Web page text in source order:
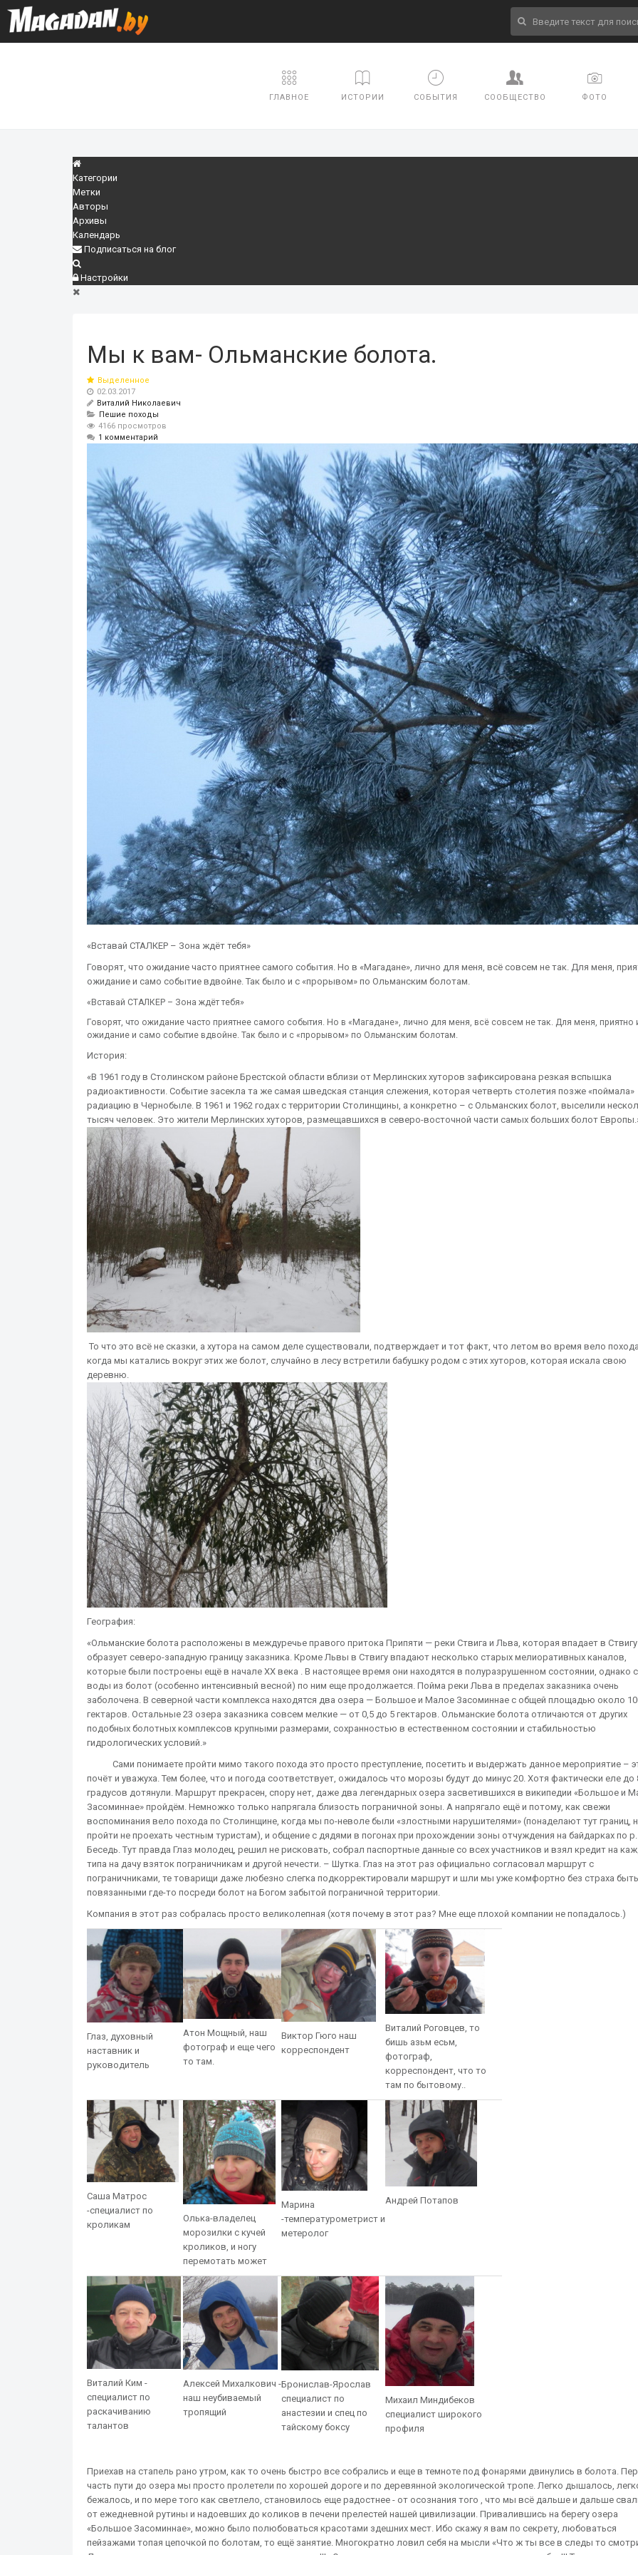
ГЛАВНОЕ ИСТОРИИ СОБЫТИЯ СООБЩЕСТВО ФОТО
Категории
Метки
Авторы
Архивы
Календарь
Подписаться на блог
Настройки
Мы к вам- Ольманские болота.
Выделенное
02.03.2017
Виталий Николаевич
Пешие походы
4166 просмотров
1 комментарий
«Вставай СТАЛКЕР – Зона ждёт тебя»
Говорят, что ожидание часто приятнее самого события. Но в «Магадане», лично для меня, всё совсем не так. Для меня,
ожидание и само событие вдвойне. Так было и с «прорывом» по Ольманским болотам.
«Вставай СТАЛКЕР – Зона ждёт тебя»
Говорят, что ожидание часто приятнее самого события. Но в «Магадане», лично для меня, всё совсем не так. Для меня, приятно
ожидание и само событие вдвойне. Так было и с «прорывом» по Ольманским болотам.
История:
«В 1961 году в Столинском районе Брестской области вблизи от Мерлинских хуторов зафиксирована резкая вспышка
радиоактивности. Событие засекла та же самая шведская станция слежения, которая четверть столетия позже «поймала»
радиацию в Чернобыле. В 1961 и 1962 годах с территории Столинщины, а конкретно – с Ольманских болот, выселили
тысяч человек. Это жители Мерлинских хуторов, размещавшихся в северо-восточной части самых больших болот
То что это всё не сказки, а хутора на самом деле существовали, подтверждает и тот факт, что летом во время вело
когда мы катались вокруг этих же болот, случайно в лесу встретили бабушку родом с этих хуторов, которая искала свою
деревню.
География:
«Ольманские болота расположены в междуречье правого притока Припяти — реки Ствига и Льва, которая впадает в
образует северо-западную границу заказника. Кроме Львы в Ствигу впадают несколько старых мелиоративных каналов,
которые были построены ещё в начале XX века . В настоящее время они находятся в полуразрушенном состоянии, однако
воды из болот (особенно интенсивный весной) по ним еще продолжается. Пойма реки Льва в пределах заказника очень
заболочена. В северной части комплекса находятся два озера — Большое и Малое Засоминнае с общей площадью около
гектаров. Остальные 23 озера заказника совсем мелкие — от 0,5 до 5 гектаров. Ольманские болота отличаются от других
подобных болотных комплексов крупными размерами, сохранностью в естественном состоянии и стабильностью
гидрологических условий.»
Сами понимаете пройти мимо такого похода это просто преступление, посетить и выдержать данное мероприятие –
почёт и уважуха. Тем более, что и погода соответствует, ожидалось что морозы будут до минус 20. Хотя фактически еле до
градусов дотянули. Маршрут прекрасен, спору нет, даже два легендарных озера засветившихся в википедии «Большое и
Засоминнае» пройдём. Немножко только напрягала близость пограничной зоны. А напрягало ещё и потому, как свежи
воспоминания вело похода по Столинщине, когда мы по-неволе были «злостными нарушителями» (понаделают тут границ,
пройти не проехать честным туристам), и общение с дядями в погонах при прохождении зоны отчуждения на байдарках по р.
Беседь. Тут правда Глаз молодец, решил не рисковать, собрал паспортные данные со всех участников и взял кредит на
типа на дачу взяток пограничникам и другой нечести. – Шутка. Глаз на этот раз официально согласовал маршрут с
пограничниками, те товарищи даже любезно слегка подкорректировали маршрут и шли мы уже комфортно без страха быть
повязанными где-то посреди болот на Богом забытой пограничной территории.
Компания в этот раз собралась просто великолепная (хотя почему в этот раз? Мне еще плохой компании не попадалось.)
Глаз, духовный
наставник и
руководитель
Атон Мощный, наш
фотограф и еще чего
то там.
Виктор Гюго наш
корреспондент
Виталий Роговцев, то
бишь азьм есьм,
фотограф,
корреспондент, что то
там по бытовому..
Саша Матрос
-специалист по
кроликам
Олька-владелец
морозилки с кучей
кроликов, и ногу
перемотать может
Марина
-температурометрист и
метеролог
Андрей Потапов
Виталий Ким -
специалист по
раскачиванию
талантов
Алексей Михалкович -
наш неубиваемый
тропящий
Бронислав-Ярослав
специалист по
анастезии и спец по
тайскому боксу
Михаил Миндибеков
специалист широкого
профиля
Приехав на стапель рано утром, как то очень быстро все собрались и еще в темноте под фонарями двинулись в болота.
часть пути до озера мы просто пролетели по хорошей дороге и по деревянной экологической тропе. Легко дышалось,
бежалось, и по мере того как светлело, становилось еще радостнее - от осознания того , что мы всё дальше и дальше
от ежедневной рутины и надоевших до коликов в печени прелестей нашей цивилизации. Привалившись на берегу озера
«Большое Засоминнае», можно было полюбоваться красотами здешних мест. Ибо скажу я вам по секрету, любоваться
пейзажами топая цепочкой по болотам, то ещё занятие. Многократно ловил себя на мысли «Что ж ты все в следы то